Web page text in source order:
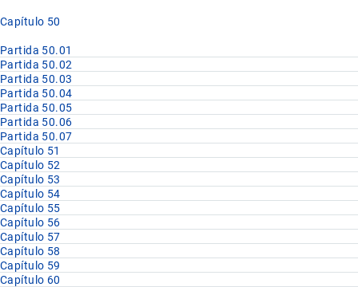
Capítulo 50
Partida 50.01
Partida 50.02
Partida 50.03
Partida 50.04
Partida 50.05
Partida 50.06
Partida 50.07
Capítulo 51
Capítulo 52
Capítulo 53
Capítulo 54
Capítulo 55
Capítulo 56
Capítulo 57
Capítulo 58
Capítulo 59
Capítulo 60